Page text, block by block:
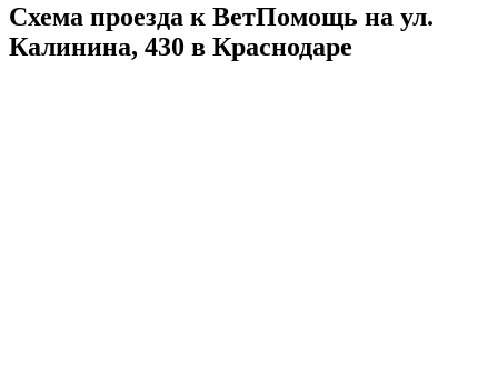
Схема проезда к ВетПомощь на ул.
Калинина, 430 в Краснодаре